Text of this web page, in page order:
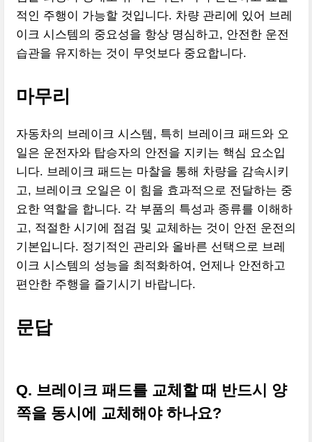
적인 주행이 가능할 것입니다. 차량 관리에 있어 브레
이크 시스템의 중요성을 항상 명심하고, 안전한 운전
습관을 유지하는 것이 무엇보다 중요합니다.
마무리
자동차의 브레이크 시스템, 특히 브레이크 패드와 오
일은 운전자와 탑승자의 안전을 지키는 핵심 요소입
니다. 브레이크 패드는 마찰을 통해 차량을 감속시키
고, 브레이크 오일은 이 힘을 효과적으로 전달하는 중
요한 역할을 합니다. 각 부품의 특성과 종류를 이해하
고, 적절한 시기에 점검 및 교체하는 것이 안전 운전의
기본입니다. 정기적인 관리와 올바른 선택으로 브레
이크 시스템의 성능을 최적화하여, 언제나 안전하고
편안한 주행을 즐기시기 바랍니다.
문답
Q. 브레이크 패드를 교체할 때 반드시 양
쪽을 동시에 교체해야 하나요?